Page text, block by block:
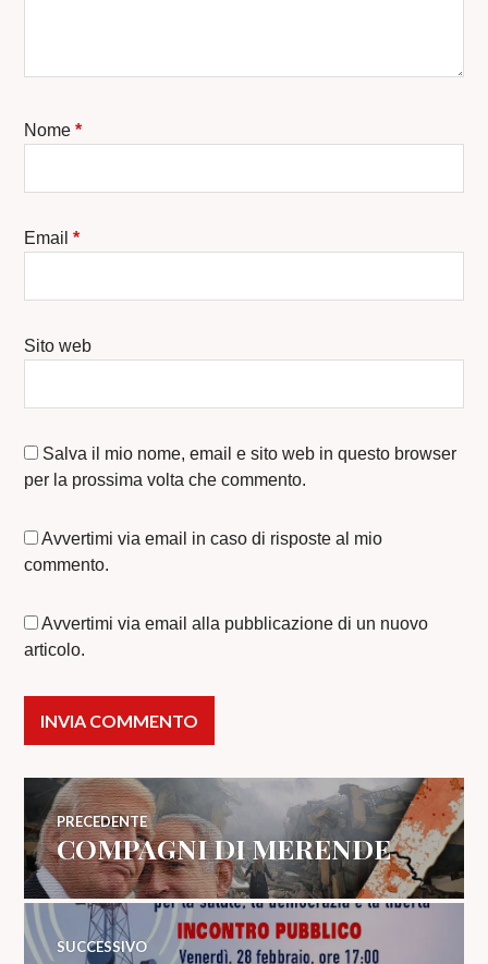
Nome*
Email*
Sito web
Salva il mio nome, email e sito web in questo browser
per la prossima volta che commento.
Avvertimi via email in caso di risposte al mio
commento.
Avvertimi via email alla pubblicazione di un nuovo
articolo.
Navigazione
articoli
PRECEDENTE
Articolo
precedente:
COMPAGNI DI MERENDE
SUCCESSIVO